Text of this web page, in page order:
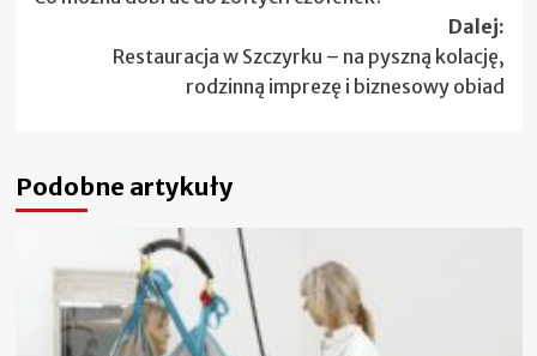
wpisy
Dalej:
Restauracja w Szczyrku – na pyszną kolację,
rodzinną imprezę i biznesowy obiad
Podobne artykuły